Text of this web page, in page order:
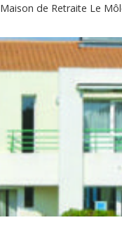
Maison de Retraite Le